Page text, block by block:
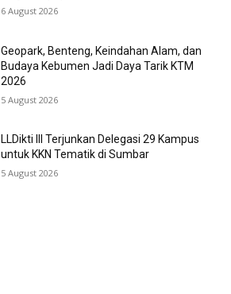
6 August 2026
Geopark, Benteng, Keindahan Alam, dan
Budaya Kebumen Jadi Daya Tarik KTM
2026
5 August 2026
LLDikti III Terjunkan Delegasi 29 Kampus
untuk KKN Tematik di Sumbar
5 August 2026